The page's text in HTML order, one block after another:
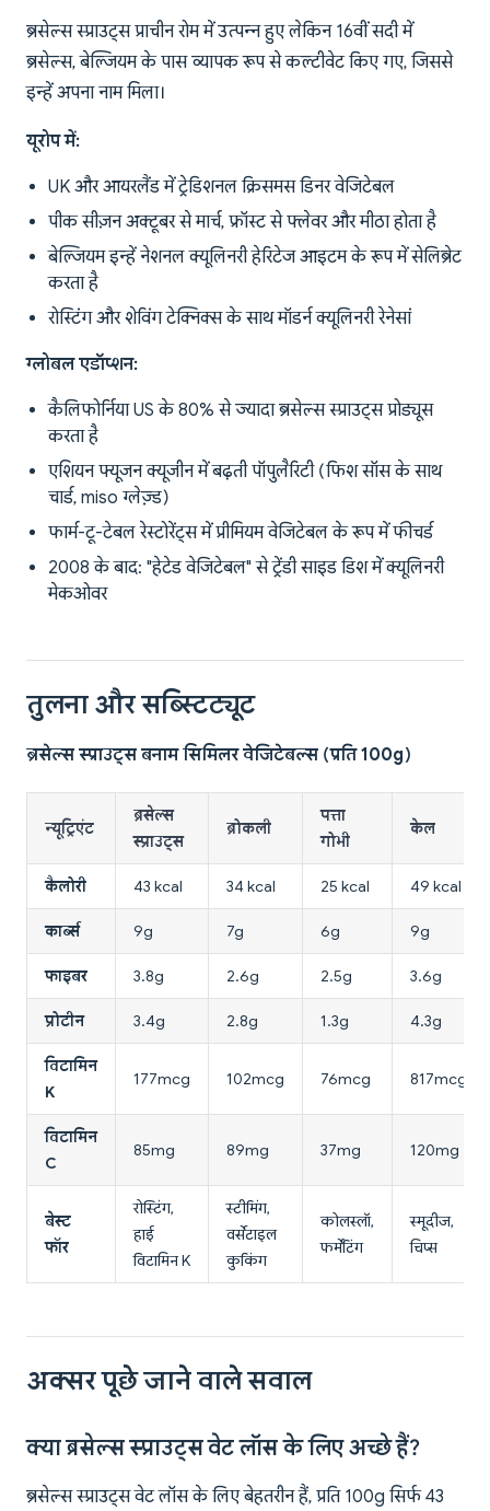
ब्रसेल्स स्प्राउट्स प्राचीन रोम में उत्पन्न हुए लेकिन 16वीं सदी में
ब्रसेल्स, बेल्जियम के पास व्यापक रूप से कल्टीवेट किए गए, जिससे
इन्हें अपना नाम मिला।
यूरोप में:
UK और आयरलैंड में ट्रेडिशनल क्रिसमस डिनर वेजिटेबल
पीक सीज़न अक्टूबर से मार्च, फ्रॉस्ट से फ्लेवर और मीठा होता है
बेल्जियम इन्हें नेशनल क्यूलिनरी हेरिटेज आइटम के रूप में सेलिब्रेट
करता है
रोस्टिंग और शेविंग टेक्निक्स के साथ मॉडर्न क्यूलिनरी रेनेसां
ग्लोबल एडॉप्शन:
कैलिफोर्निया US के 80% से ज्यादा ब्रसेल्स स्प्राउट्स प्रोड्यूस
करता है
एशियन फ्यूजन क्यूजीन में बढ़ती पॉपुलैरिटी (फिश सॉस के साथ
चार्ड, miso ग्लेज़्ड)
फार्म-टू-टेबल रेस्टोरेंट्स में प्रीमियम वेजिटेबल के रूप में फीचर्ड
2008 के बाद: "हेटेड वेजिटेबल" से ट्रेंडी साइड डिश में क्यूलिनरी
मेकओवर
तुलना और सब्स्टिट्यूट
ब्रसेल्स स्प्राउट्स बनाम सिमिलर वेजिटेबल्स (प्रति 100g)
न्यूट्रिएंट
ब्रसेल्स
स्प्राउट्स
ब्रोकली
पत्ता
गोभी
केल
कैलोरी 43 kcal 34 kcal 25 kcal 49 kcal
कार्ब्स 9g 7g 6g 9g
फाइबर 3.8g 2.6g 2.5g 3.6g
प्रोटीन 3.4g 2.8g 1.3g 4.3g
विटामिन
K
177mcg 102mcg 76mcg 817mcg
विटामिन
C
85mg 89mg 37mg 120mg
बेस्ट
फॉर
रोस्टिंग,
हाई
विटामिन K
स्टीमिंग,
वर्सेटाइल
कुकिंग
कोलस्लॉ,
फर्मेंटिंग
स्मूदीज,
चिप्स
अक्सर पूछे जाने वाले सवाल
क्या ब्रसेल्स स्प्राउट्स वेट लॉस के लिए अच्छे हैं?
ब्रसेल्स स्प्राउट्स वेट लॉस के लिए बेहतरीन हैं, प्रति 100g सिर्फ 43